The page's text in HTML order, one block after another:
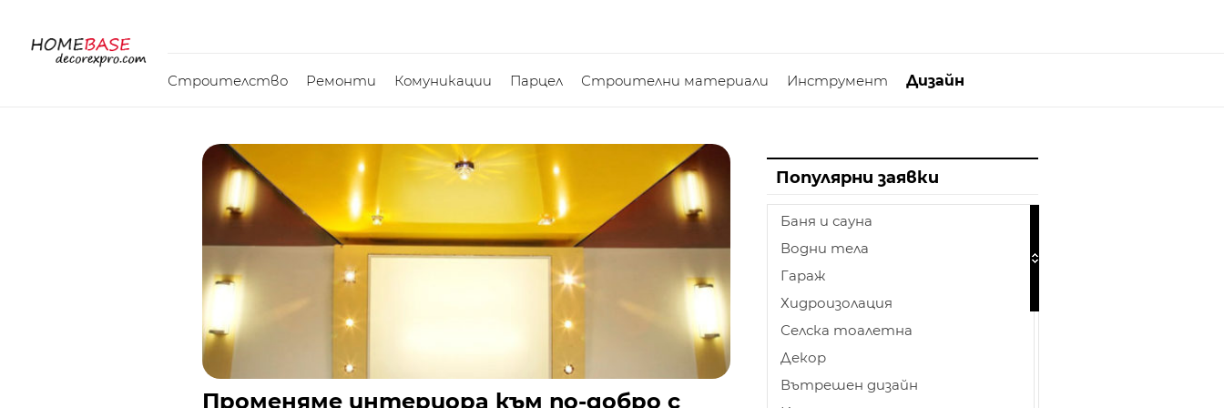
Строителство Ремонти Комуникации Парцел Строителни материали Инструмент Дизайн
Променяме интериора към по-добро с
Популярни заявки
Баня и сауна
Водни тела
Гараж
Хидроизолация
Селска тоалетна
Декор
Вътрешен дизайн